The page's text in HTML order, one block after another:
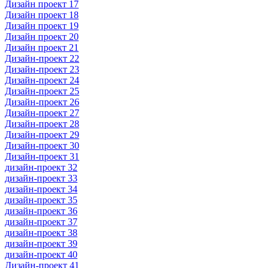
Дизайн проект 17
Дизайн проект 18
Дизайн проект 19
Дизайн проект 20
Дизайн проект 21
Дизайн-проект 22
Дизайн-проект 23
Дизайн-проект 24
Дизайн-проект 25
Дизайн-проект 26
Дизайн-проект 27
Дизайн-проект 28
Дизайн-проект 29
Дизайн-проект 30
Дизайн-проект 31
дизайн-проект 32
дизайн-проект 33
дизайн-проект 34
дизайн-проект 35
дизайн-проект 36
дизайн-проект 37
дизайн-проект 38
дизайн-проект 39
дизайн-проект 40
Дизайн-проект 41